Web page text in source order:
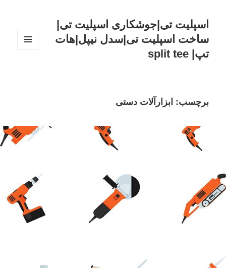
اسپلیت تی|جوشکاری اسپلیت تی|
ساخت اسپلیت تی|سدل نیپل|هات
تپ| split tee
برچسب: ابزارآلات دستی